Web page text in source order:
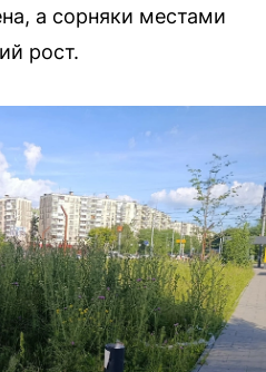
а сорняки местами
рост.